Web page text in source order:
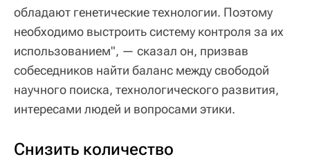
обладают генетические технологии. Поэтому
необходимо выстроить систему контроля за их
использованием", — сказал он, призвав
собеседников найти баланс между свободой
научного поиска, технологического развития,
интересами людей и вопросами этики.
Снизить количество